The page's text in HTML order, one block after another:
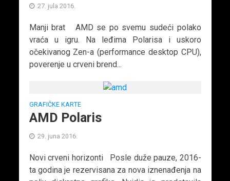
27. jula 2016.
Manji brat AMD se po svemu sudeći polako
vraća u igru. Na leđima Polarisa i uskoro
očekivanog Zen-a (performance desktop CPU),
poverenje u crveni brend...
GRAFIČKE KARTE
AMD Polaris
29. juna 2016.
Novi crveni horizonti Posle duže pauze, 2016-
ta godina je rezervisana za nova iznenađenja na